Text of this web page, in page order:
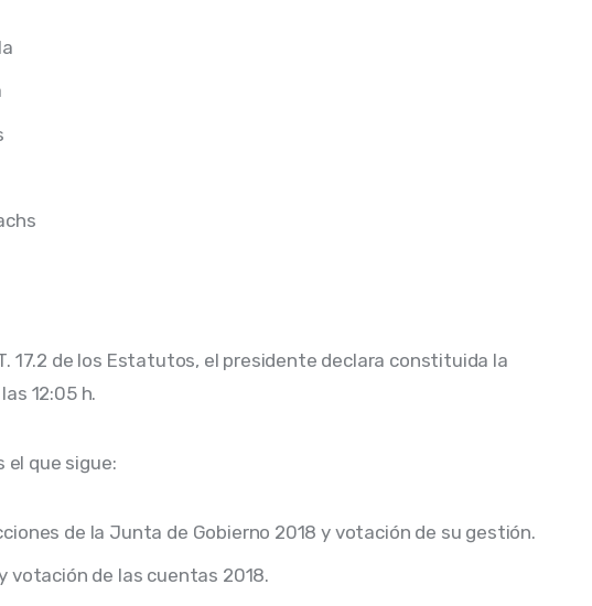
17.2 de los Estatutos, el presidente declara constituida la
12:05 h.
el que sigue:
de la Junta de Gobierno 2018 y votación de su gestión.
votación de las cuentas 2018.